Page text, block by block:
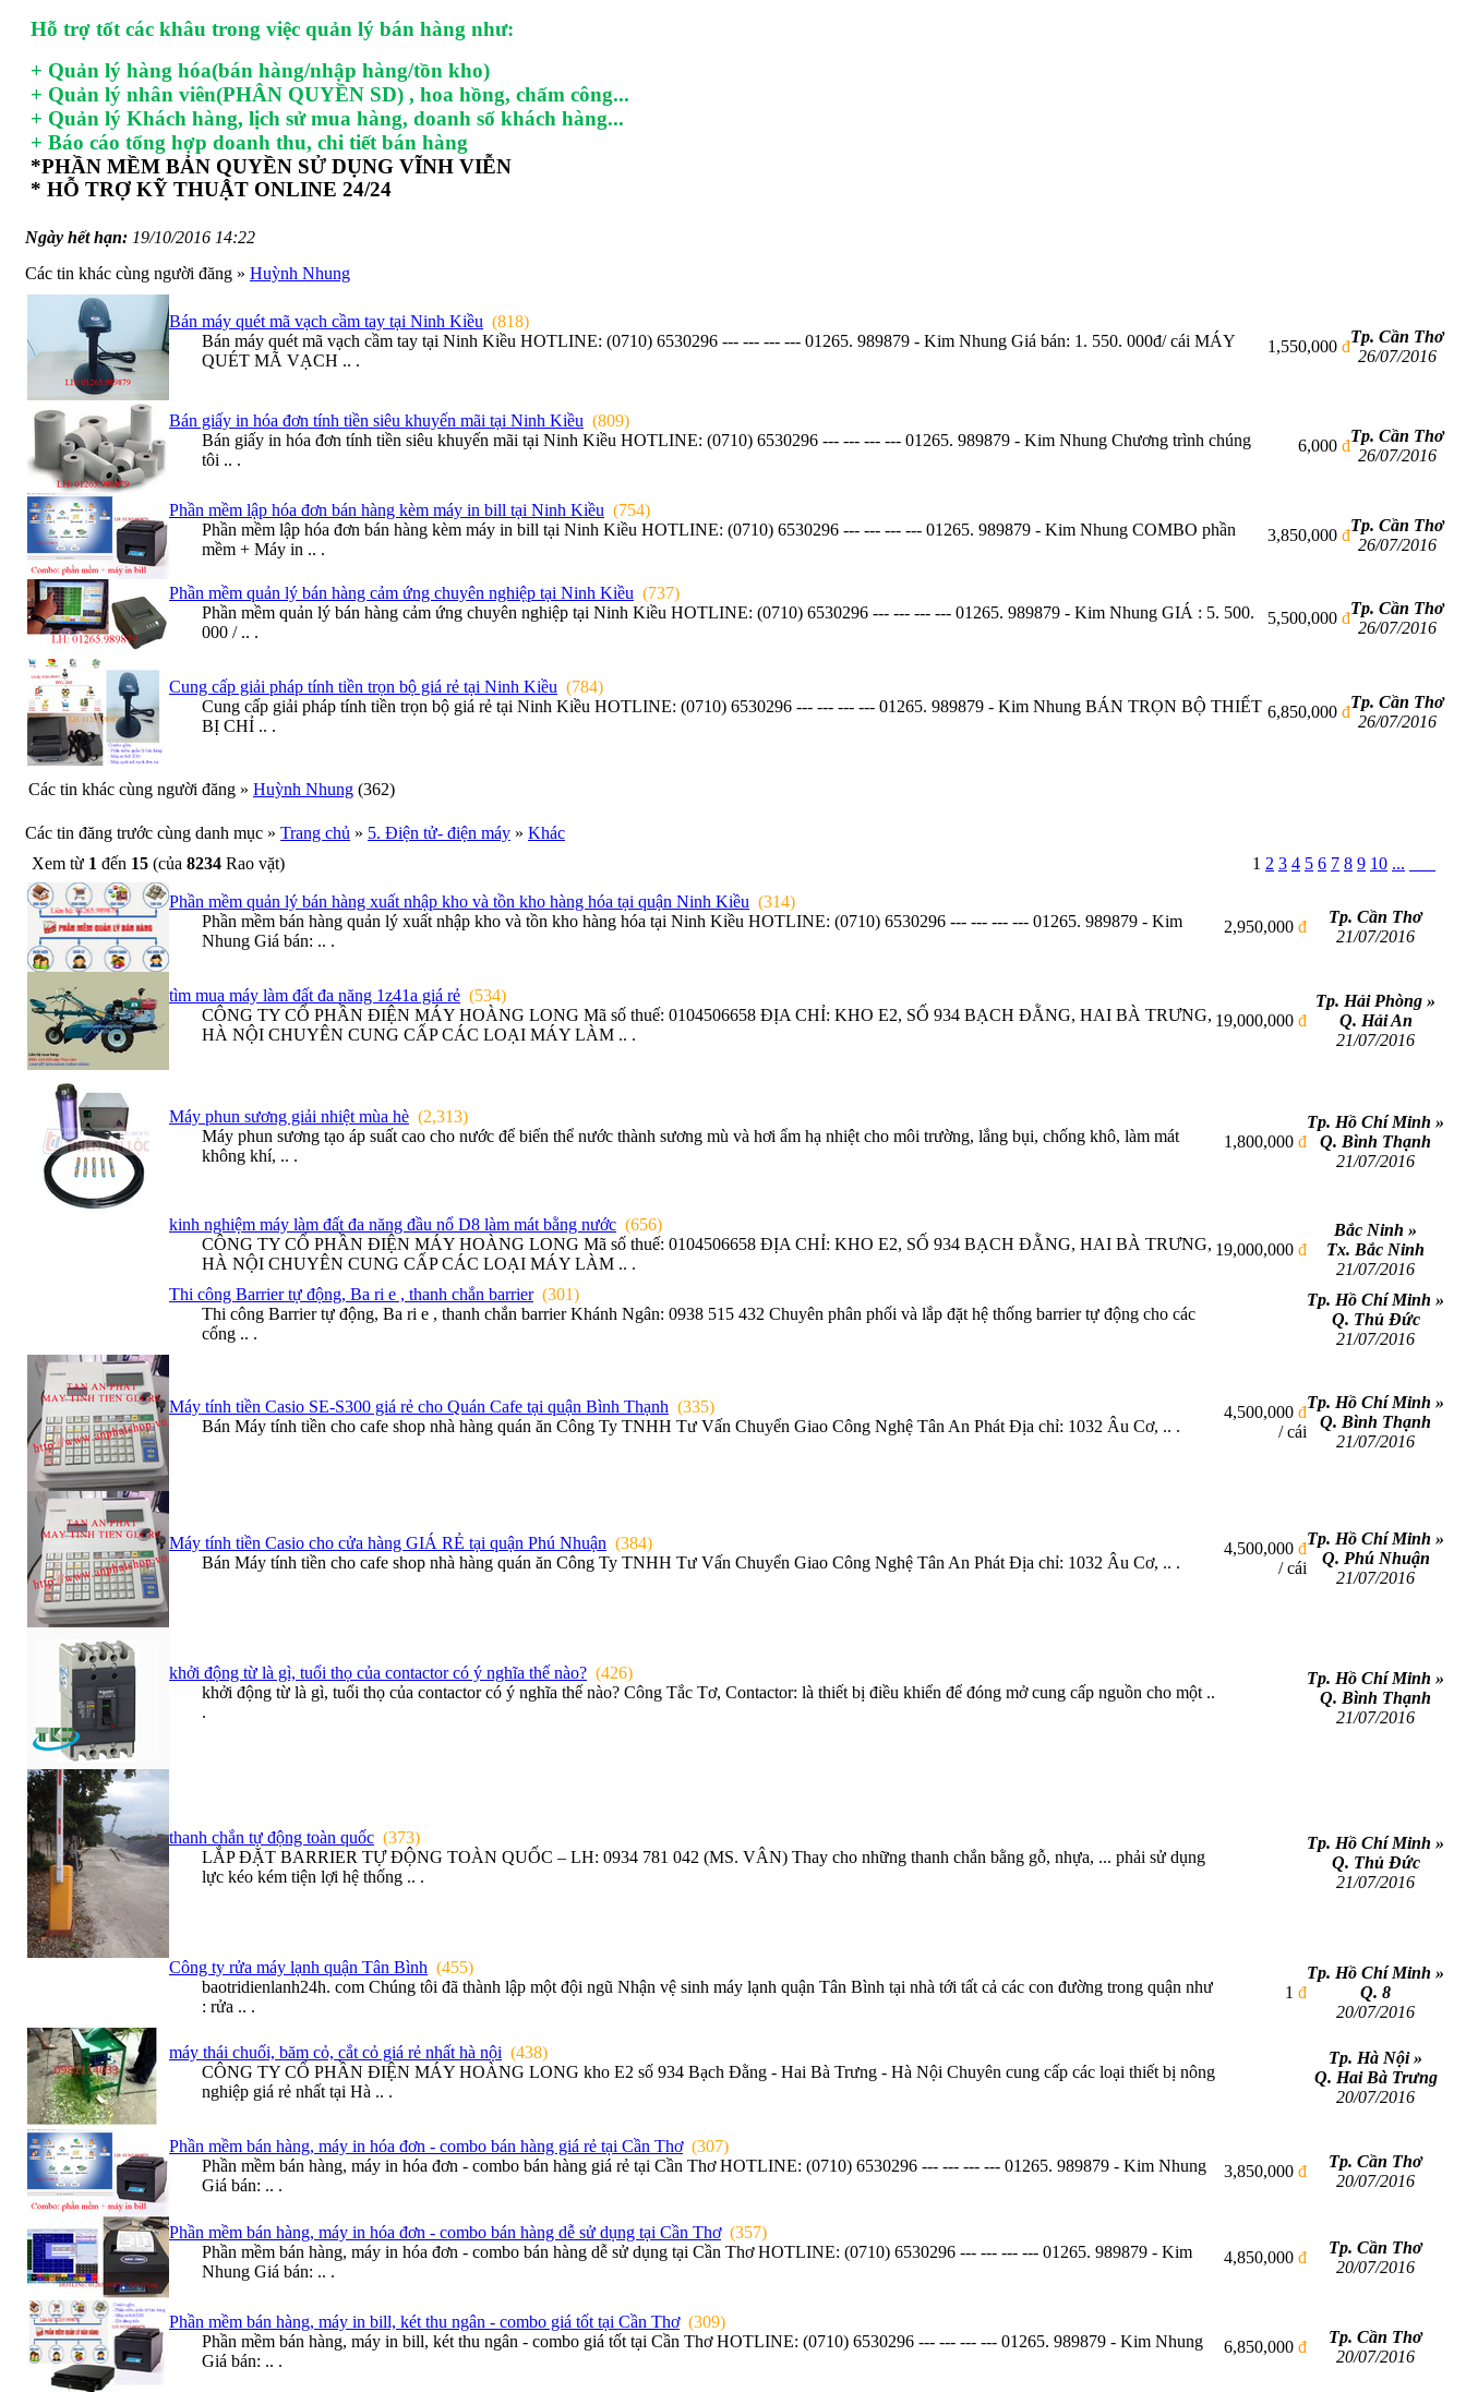
Hỗ trợ tốt các khâu trong việc quản lý bán hàng như:
+ Quản lý hàng hóa(bán hàng/nhập hàng/tồn kho)
+ Quản lý nhân viên(PHÂN QUYỀN SD) , hoa hồng, chấm công...
+ Quản lý Khách hàng, lịch sử mua hàng, doanh số khách hàng...
+ Báo cáo tổng hợp doanh thu, chi tiết bán hàng
*PHẦN MỀM BẢN QUYỀN SỬ DỤNG VĨNH VIỄN
* HỖ TRỢ KỸ THUẬT ONLINE 24/24
Ngày hết hạn: 19/10/2016 14:22
Các tin khác cùng người đăng » Huỳnh Nhung
Bán máy quét mã vạch cầm tay tại Ninh Kiều (818)
Bán máy quét mã vạch cầm tay tại Ninh Kiều HOTLINE: (0710) 6530296 --- --- --- --- 01265. 989879 - Kim Nhung Giá bán: 1. 550. 000đ/ cái MÁY
QUÉT MÃ VẠCH .. .
1,550,000 đ
Tp. Cần Thơ
26/07/2016
Bán giấy in hóa đơn tính tiền siêu khuyến mãi tại Ninh Kiều (809)
Bán giấy in hóa đơn tính tiền siêu khuyến mãi tại Ninh Kiều HOTLINE: (0710) 6530296 --- --- --- --- 01265. 989879 - Kim Nhung Chương trình chúng
tôi .. .
6,000 đ
Tp. Cần Thơ
26/07/2016
Phần mềm lập hóa đơn bán hàng kèm máy in bill tại Ninh Kiều (754)
Phần mềm lập hóa đơn bán hàng kèm máy in bill tại Ninh Kiều HOTLINE: (0710) 6530296 --- --- --- --- 01265. 989879 - Kim Nhung COMBO phần
mềm + Máy in .. .
3,850,000 đ
Tp. Cần Thơ
26/07/2016
Phần mềm quản lý bán hàng cảm ứng chuyên nghiệp tại Ninh Kiều (737)
Phần mềm quản lý bán hàng cảm ứng chuyên nghiệp tại Ninh Kiều HOTLINE: (0710) 6530296 --- --- --- --- 01265. 989879 - Kim Nhung GIÁ : 5. 500.
000 / .. .
5,500,000 đ
Tp. Cần Thơ
26/07/2016
Cung cấp giải pháp tính tiền trọn bộ giá rẻ tại Ninh Kiều (784)
Cung cấp giải pháp tính tiền trọn bộ giá rẻ tại Ninh Kiều HOTLINE: (0710) 6530296 --- --- --- --- 01265. 989879 - Kim Nhung BÁN TRỌN BỘ THIẾT
BỊ CHỈ .. .
6,850,000 đ
Tp. Cần Thơ
26/07/2016
Các tin khác cùng người đăng » Huỳnh Nhung (362)
Các tin đăng trước cùng danh mục » Trang chủ » 5. Điện tử- điện máy » Khác
Xem từ 1 đến 15 (của 8234 Rao vặt) 1 2 3 4 5 6 7 8 9 10 ...
Phần mềm quản lý bán hàng xuất nhập kho và tồn kho hàng hóa tại quận Ninh Kiều (314)
Phần mềm bán hàng quản lý xuất nhập kho và tồn kho hàng hóa tại Ninh Kiều HOTLINE: (0710) 6530296 --- --- --- --- 01265. 989879 - Kim
Nhung Giá bán: .. .
2,950,000 đ
Tp. Cần Thơ
21/07/2016
tìm mua máy làm đất đa năng 1z41a giá rẻ (534)
CÔNG TY CỔ PHẦN ĐIỆN MÁY HOÀNG LONG Mã số thuế: 0104506658 ĐỊA CHỈ: KHO E2, SỐ 934 BẠCH ĐẰNG, HAI BÀ TRƯNG,
HÀ NỘI CHUYÊN CUNG CẤP CÁC LOẠI MÁY LÀM .. .
19,000,000 đ
Tp. Hải Phòng »
Q. Hải An
21/07/2016
Máy phun sương giải nhiệt mùa hè (2,313)
Máy phun sương tạo áp suất cao cho nước để biến thể nước thành sương mù và hơi ẩm hạ nhiệt cho môi trường, lắng bụi, chống khô, làm mát
không khí, .. .
1,800,000 đ
Tp. Hồ Chí Minh »
Q. Bình Thạnh
21/07/2016
kinh nghiệm máy làm đất đa năng đầu nổ D8 làm mát bằng nước (656)
CÔNG TY CỔ PHẦN ĐIỆN MÁY HOÀNG LONG Mã số thuế: 0104506658 ĐỊA CHỈ: KHO E2, SỐ 934 BẠCH ĐẰNG, HAI BÀ TRƯNG,
HÀ NỘI CHUYÊN CUNG CẤP CÁC LOẠI MÁY LÀM .. .
19,000,000 đ
Bắc Ninh »
Tx. Bắc Ninh
21/07/2016
Thi công Barrier tự động, Ba ri e , thanh chắn barrier (301)
Thi công Barrier tự động, Ba ri e , thanh chắn barrier Khánh Ngân: 0938 515 432 Chuyên phân phối và lắp đặt hệ thống barrier tự động cho các
cổng .. .
Tp. Hồ Chí Minh »
Q. Thủ Đức
21/07/2016
Máy tính tiền Casio SE-S300 giá rẻ cho Quán Cafe tại quận Bình Thạnh (335)
Bán Máy tính tiền cho cafe shop nhà hàng quán ăn Công Ty TNHH Tư Vấn Chuyển Giao Công Nghệ Tân An Phát Địa chỉ: 1032 Âu Cơ, .. .
4,500,000 đ
/ cái
Tp. Hồ Chí Minh »
Q. Bình Thạnh
21/07/2016
Máy tính tiền Casio cho cửa hàng GIÁ RẺ tại quận Phú Nhuận (384)
Bán Máy tính tiền cho cafe shop nhà hàng quán ăn Công Ty TNHH Tư Vấn Chuyển Giao Công Nghệ Tân An Phát Địa chỉ: 1032 Âu Cơ, .. .
4,500,000 đ
/ cái
Tp. Hồ Chí Minh »
Q. Phú Nhuận
21/07/2016
khởi động từ là gì, tuổi thọ của contactor có ý nghĩa thế nào? (426)
khởi động từ là gì, tuổi thọ của contactor có ý nghĩa thế nào? Công Tắc Tơ, Contactor: là thiết bị điều khiển để đóng mở cung cấp nguồn cho một ..
.
Tp. Hồ Chí Minh »
Q. Bình Thạnh
21/07/2016
thanh chắn tự động toàn quốc (373)
LẮP ĐẶT BARRIER TỰ ĐỘNG TOÀN QUỐC – LH: 0934 781 042 (MS. VÂN) Thay cho những thanh chắn bằng gỗ, nhựa, ... phải sử dụng
lực kéo kém tiện lợi hệ thống .. .
Tp. Hồ Chí Minh »
Q. Thủ Đức
21/07/2016
Công ty rửa máy lạnh quận Tân Bình (455)
baotridienlanh24h. com Chúng tôi đã thành lập một đội ngũ Nhận vệ sinh máy lạnh quận Tân Bình tại nhà tới tất cả các con đường trong quận như
: rửa .. .
1 đ
Tp. Hồ Chí Minh »
Q. 8
20/07/2016
máy thái chuối, băm cỏ, cắt cỏ giá rẻ nhất hà nội (438)
CÔNG TY CỔ PHẦN ĐIỆN MÁY HOÀNG LONG kho E2 số 934 Bạch Đằng - Hai Bà Trưng - Hà Nội Chuyên cung cấp các loại thiết bị nông
nghiệp giá rẻ nhất tại Hà .. .
Tp. Hà Nội »
Q. Hai Bà Trưng
20/07/2016
Phần mềm bán hàng, máy in hóa đơn - combo bán hàng giá rẻ tại Cần Thơ (307)
Phần mềm bán hàng, máy in hóa đơn - combo bán hàng giá rẻ tại Cần Thơ HOTLINE: (0710) 6530296 --- --- --- --- 01265. 989879 - Kim Nhung
Giá bán: .. .
3,850,000 đ
Tp. Cần Thơ
20/07/2016
Phần mềm bán hàng, máy in hóa đơn - combo bán hàng dễ sử dụng tại Cần Thơ (357)
Phần mềm bán hàng, máy in hóa đơn - combo bán hàng dễ sử dụng tại Cần Thơ HOTLINE: (0710) 6530296 --- --- --- --- 01265. 989879 - Kim
Nhung Giá bán: .. .
4,850,000 đ
Tp. Cần Thơ
20/07/2016
Phần mềm bán hàng, máy in bill, két thu ngân - combo giá tốt tại Cần Thơ (309)
Phần mềm bán hàng, máy in bill, két thu ngân - combo giá tốt tại Cần Thơ HOTLINE: (0710) 6530296 --- --- --- --- 01265. 989879 - Kim Nhung
Giá bán: .. .
6,850,000 đ
Tp. Cần Thơ
20/07/2016